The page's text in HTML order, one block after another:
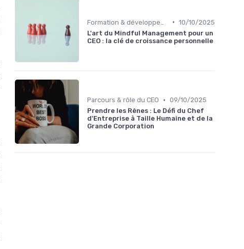
• 10/10/2025
L'art du Mindful Management pour un
CEO : la clé de croissance personnelle
Parcours & rôle du CEO • 09/10/2025
Prendre les Rênes : Le Défi du Chef
d'Entreprise à Taille Humaine et de la
Grande Corporation